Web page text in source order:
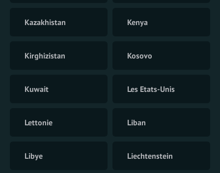
Kazakhistan Kenya
Kirghizistan Kosovo
Kuwait Les Etats-Unis
Lettonie Liban
Libye Liechtenstein